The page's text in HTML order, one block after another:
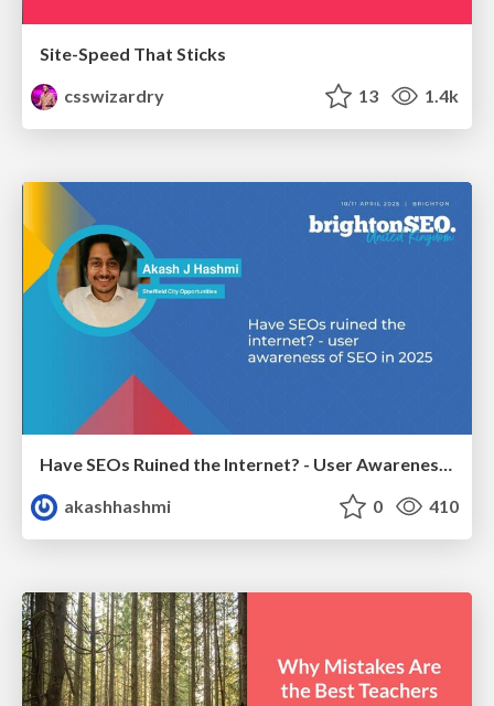
Site-Speed That Sticks
csswizardry
13 1.4k
Have SEOs Ruined the Internet? - User Awareness of SEO in 2025
akashhashmi
0 410